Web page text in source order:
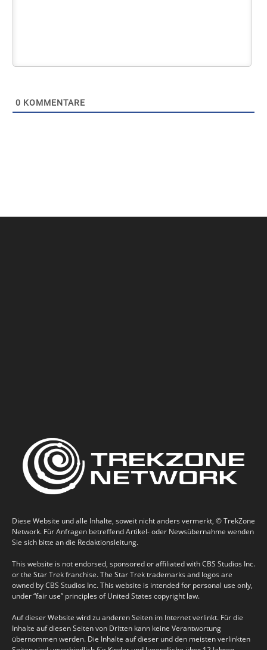
0 KOMMENTARE
Diese Website und alle Inhalte, soweit nicht anders vermerkt, © TrekZone
Network. Für Anfragen betreffend Artikel- oder Newsübernahme wenden
Sie sich bitte an die Redaktionsleitung.
This website is not endorsed, sponsored or affiliated with CBS Studios Inc.
or the Star Trek franchise. The Star Trek trademarks and logos are
owned by CBS Studios Inc. This website is intended for personal use only,
under “fair use” principles of United States copyright law.
Auf dieser Website wird zu anderen Seiten im Internet verlinkt. Für die
Inhalte auf diesen Seiten von Dritten kann keine Verantwortung
übernommen werden. Die Inhalte auf dieser und den meisten verlinkten